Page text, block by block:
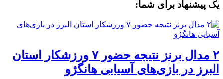
یک پیشنهاد برای شما:
۲ مدال برنز نتیجه حضور ۷ ورزشکار استان
البرز در بازی‌های آسیایی هانگژو